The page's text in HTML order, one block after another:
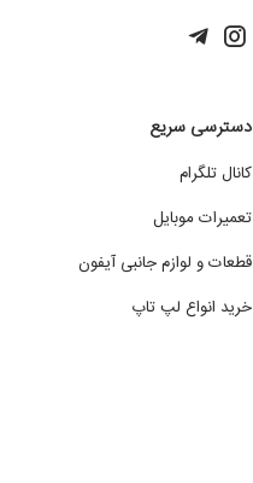
دسترسی سریع
کانال تلگرام
تعمیرات موبایل
قطعات و لوازم جانبی آیفون
خرید انواع لپ تاپ